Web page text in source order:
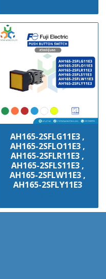
AH165-2SFLG11E3 ,
AH165-2SFLO11E3 ,
AH165-2SFLR11E3 ,
AH165-2SFLS11E3 ,
AH165-2SFLW11E3 ,
AH165-2SFLY11E3